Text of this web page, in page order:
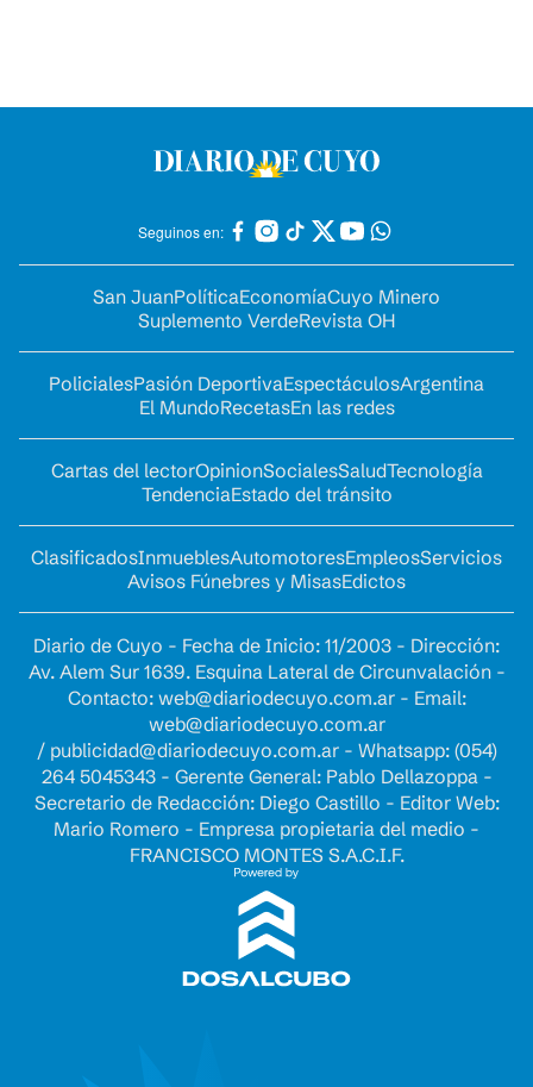
Seguinos en:
San JuanPolíticaEconomíaCuyo Minero
Suplemento VerdeRevista OH
PolicialesPasión DeportivaEspectáculosArgentina
El MundoRecetasEn las redes
Cartas del lectorOpinionSocialesSaludTecnología
TendenciaEstado del tránsito
ClasificadosInmueblesAutomotoresEmpleosServicios
Avisos Fúnebres y MisasEdictos
Diario de Cuyo - Fecha de Inicio: 11/2003 - Dirección:
Av. Alem Sur 1639. Esquina Lateral de Circunvalación -
Contacto: web@diariodecuyo.com.ar- Email:
web@diariodecuyo.com.ar
/ publicidad@diariodecuyo.com.ar- Whatsapp: (054)
264 5045343 - Gerente General: Pablo Dellazoppa -
Secretario de Redacción: Diego Castillo - Editor Web:
Mario Romero - Empresa propietaria del medio -
FRANCISCO MONTES S.A.C.I.F.